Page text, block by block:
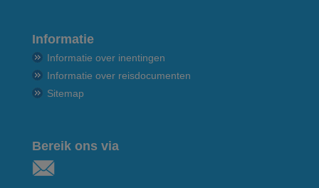
Informatie
Informatie over inentingen
Informatie over reisdocumenten
Sitemap
Bereik ons via